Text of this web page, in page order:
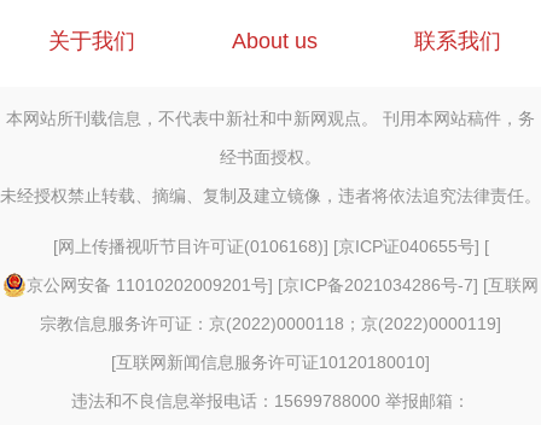
关于我们 About us 联系我们
本网站所刊载信息，不代表中新社和中新网观点。 刊用本网站稿件，务
经书面授权。
未经授权禁止转载、摘编、复制及建立镜像，违者将依法追究法律责任。
[网上传播视听节目许可证(0106168)] [京ICP证040655号] [
京公网安备 11010202009201号] [京ICP备2021034286号-7] [互联网
宗教信息服务许可证：京(2022)0000118；京(2022)0000119]
[互联网新闻信息服务许可证10120180010]
违法和不良信息举报电话：15699788000 举报邮箱：